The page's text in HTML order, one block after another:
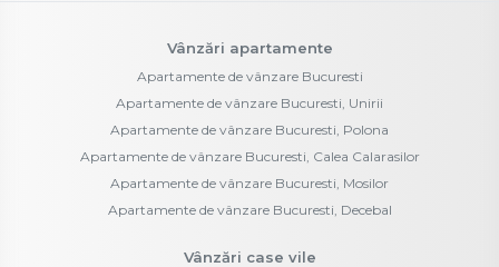
Vânzări apartamente
Apartamente de vânzare Bucuresti
Apartamente de vânzare Bucuresti, Unirii
Apartamente de vânzare Bucuresti, Polona
Apartamente de vânzare Bucuresti, Calea Calarasilor
Apartamente de vânzare Bucuresti, Mosilor
Apartamente de vânzare Bucuresti, Decebal
Vânzări case vile